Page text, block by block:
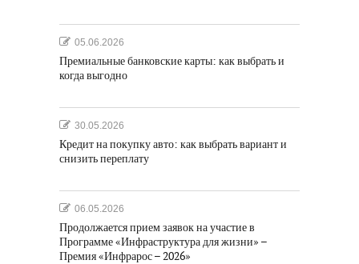
05.06.2026
Премиальные банковские карты: как выбрать и
когда выгодно
30.05.2026
Кредит на покупку авто: как выбрать вариант и
снизить переплату
06.05.2026
Продолжается прием заявок на участие в
Программе «Инфраструктура для жизни» –
Премия «Инфрарос – 2026»